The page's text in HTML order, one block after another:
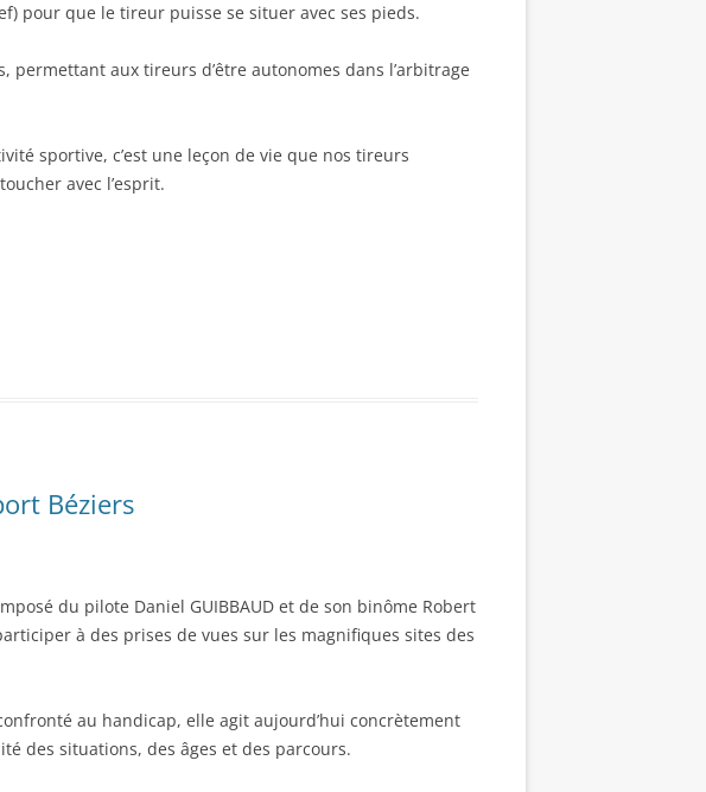
pour que le tireur puisse se situer avec ses pieds.
aux tireurs d’être autonomes dans l’arbitrage
sportive, c’est une leçon de vie que nos tireurs
avec l’esprit.
Béziers
du pilote Daniel GUIBBAUD et de son binôme Robert
à des prises de vues sur les magnifiques sites des
au handicap, elle agit aujourd’hui concrètement
des situations, des âges et des parcours.